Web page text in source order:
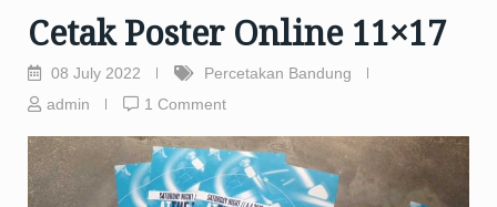
Cetak Poster Online 11×17
08 July 2022
Percetakan Bandung
admin
1 Comment